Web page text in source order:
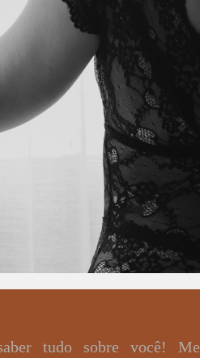
tudo sobre você! Me